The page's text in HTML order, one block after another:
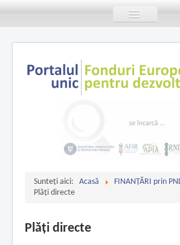
Toggle
Navigation
FINANȚĂRI prin PNDR și FEGA
Sunteți aici: Acasă
FINANȚĂRI prin
Plăți directe
Plăți directe